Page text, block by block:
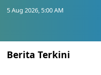
5 Aug 2026, 5:00 AM
Berita Terkini